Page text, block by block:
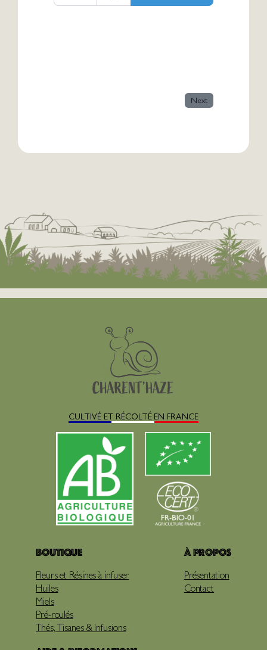
Next
CULTIVÉ ET RÉCOLTÉ EN FRANCE
Boutique
Fleurs et Résines à infuser
Huiles
Miels
Pré-roulés
Thés, Tisanes & Infusions
À propos
Présentation
Contact